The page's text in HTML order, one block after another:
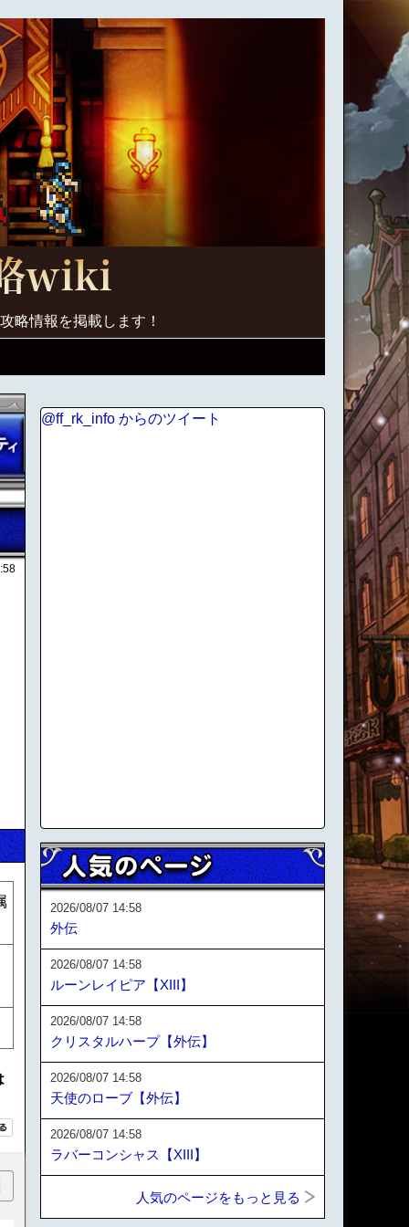
略情報を掲載します！
@ff_rk_info からのツイート
2026/08/07 14:58
外伝
2026/08/07 14:58
ルーンレイピア【XIII】
2026/08/07 14:58
クリスタルハープ【外伝】
2026/08/07 14:58
天使のローブ【外伝】
2026/08/07 14:58
ラバーコンシャス【XIII】
人気のページをもっと見る